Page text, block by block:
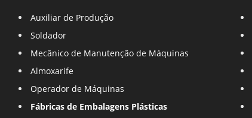
Auxiliar de Produção
Soldador
Mecânico de Manutenção de Máquinas
Almoxarife
Operador de Máquinas
Fábricas de Embalagens Plásticas